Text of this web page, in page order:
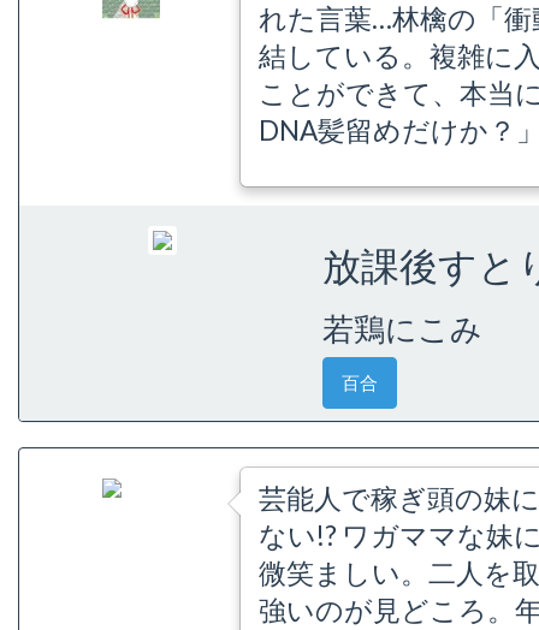
れた言葉…林檎の「
結している。複雑に
ことができて、本当
DNA髪留めだけか？
放課後すと
若鶏にこみ
百合
芸能人で稼ぎ頭の妹
ない!? ワガママな妹
微笑ましい。二人を
強いのが見どころ。